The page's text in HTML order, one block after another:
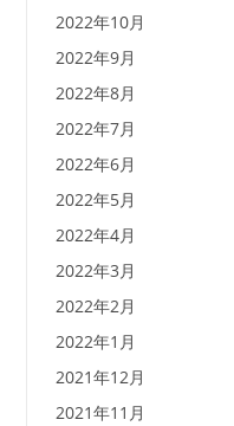
2022年10月
2022年9月
2022年8月
2022年7月
2022年6月
2022年5月
2022年4月
2022年3月
2022年2月
2022年1月
2021年12月
2021年11月